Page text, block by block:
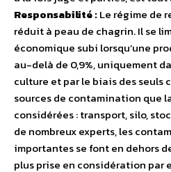
Responsabilité :Le régime de
réduit à peau de chagrin. Il se
économique subi lorsqu’une
au-delà de 0,9%, uniquement
culture et par le biais des seuls
sources de contamination que
considérées : transport, silo,
de nombreux experts, les
importantes se font en dehors
plus prise en considération par